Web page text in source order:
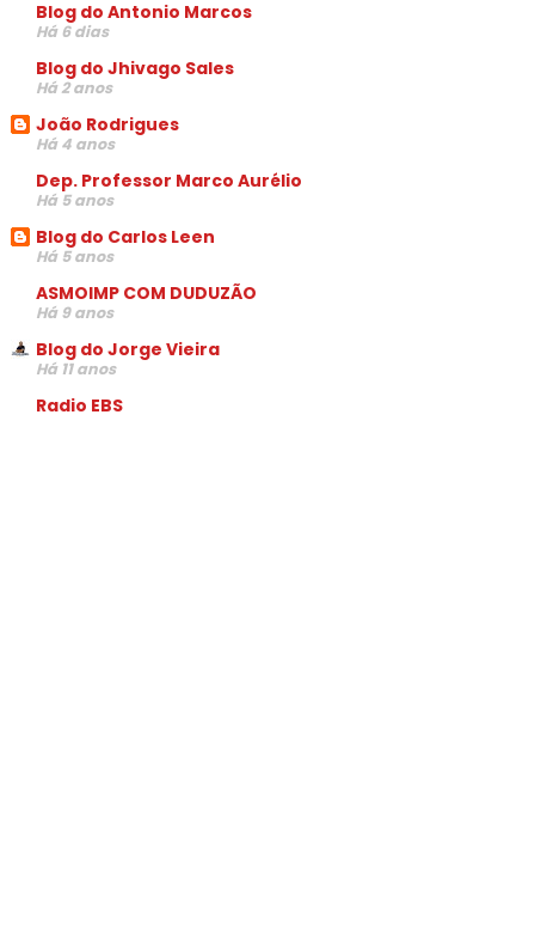
Blog do Antonio Marcos
Há 6 dias
Blog do Jhivago Sales
Há 2 anos
João Rodrigues
Há 4 anos
Dep. Professor Marco Aurélio
Há 5 anos
Blog do Carlos Leen
Há 5 anos
ASMOIMP COM DUDUZÃO
Há 9 anos
Blog do Jorge Vieira
Há 11 anos
Radio EBS